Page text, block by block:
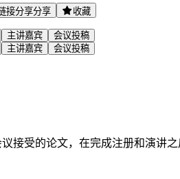
接分享分享 收藏
主讲嘉宾
会议投稿
主讲嘉宾 会议投稿
接受的论文，在完成注册和演讲